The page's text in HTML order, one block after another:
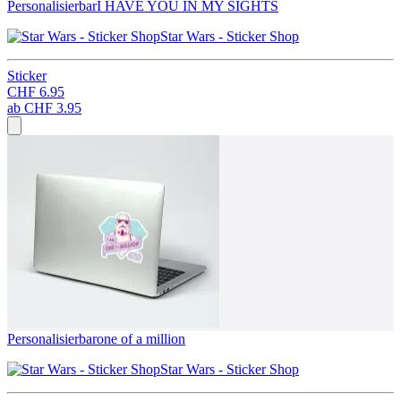
PersonalisierbarI HAVE YOU IN MY SIGHTS
Star Wars - Sticker Shop
Sticker
CHF 6.95
ab CHF 3.95
Personalisierbarone of a million
Star Wars - Sticker Shop